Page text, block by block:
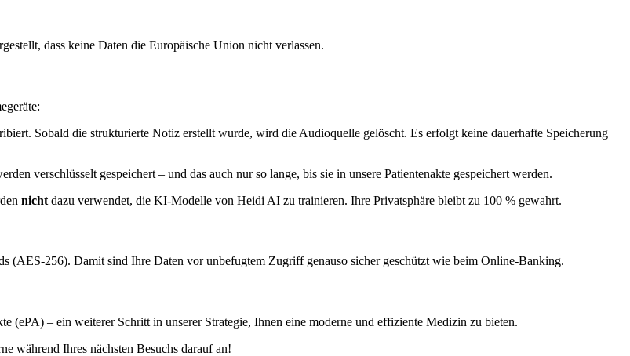
dass keine Daten die Europäische Union nicht verlassen.
Sobald die strukturierte Notiz erstellt wurde, wird die Audioquelle gelöscht. Es erfolgt keine dauerhafte Speicherung
verschlüsselt gespeichert – und das auch nur so lange, bis sie in unsere Patientenakte gespeichert werden.
nicht dazu verwendet, die KI-Modelle von Heidi AI zu trainieren. Ihre Privatsphäre bleibt zu 100 % gewahrt.
(AES-256). Damit sind Ihre Daten vor unbefugtem Zugriff genauso sicher geschützt wie beim Online-Banking.
– ein weiterer Schritt in unserer Strategie, Ihnen eine moderne und effiziente Medizin zu bieten.
während Ihres nächsten Besuchs darauf an!